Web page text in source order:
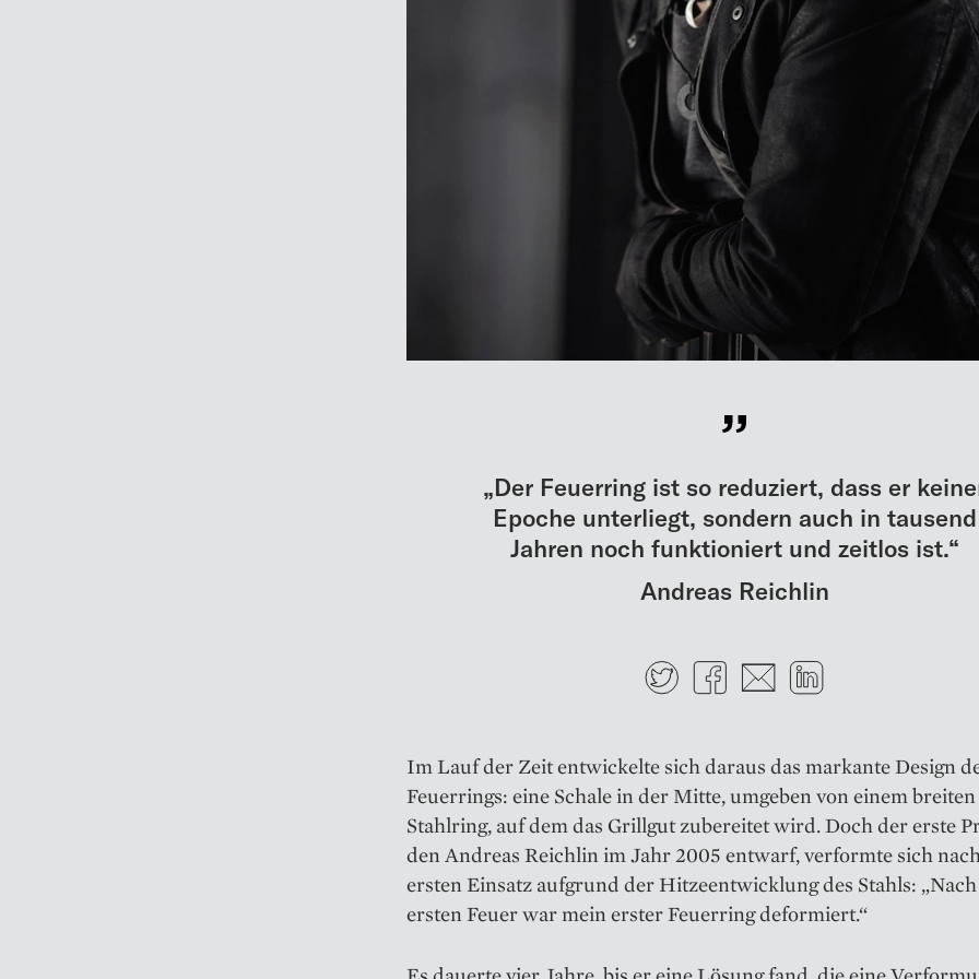
„Der Feuerring ist so reduziert, dass er
Epoche unterliegt, sondern auch in tausend
Jahren noch funktioniert und zeitlos ist.“
Andreas Reichlin
TwitterFacebook
E-mail
Im Lauf der Zeit entwickelte sich daraus das markante Design
Feuerrings: eine Schale in der Mitte, umgeben von einem breiten
Stahlring, auf dem das Grillgut zubereitet wird. Doch der erste
den Andreas Reichlin im Jahr 2005 entwarf, verformte sich
ersten Einsatz aufgrund der Hitzeentwicklung des Stahls:
ersten Feuer war mein erster Feuerring deformiert.“